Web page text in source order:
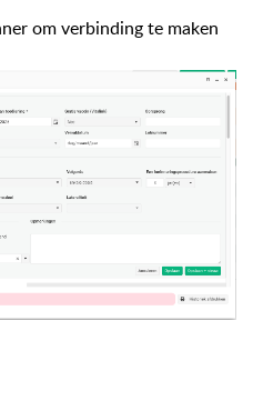
om verbinding te maken